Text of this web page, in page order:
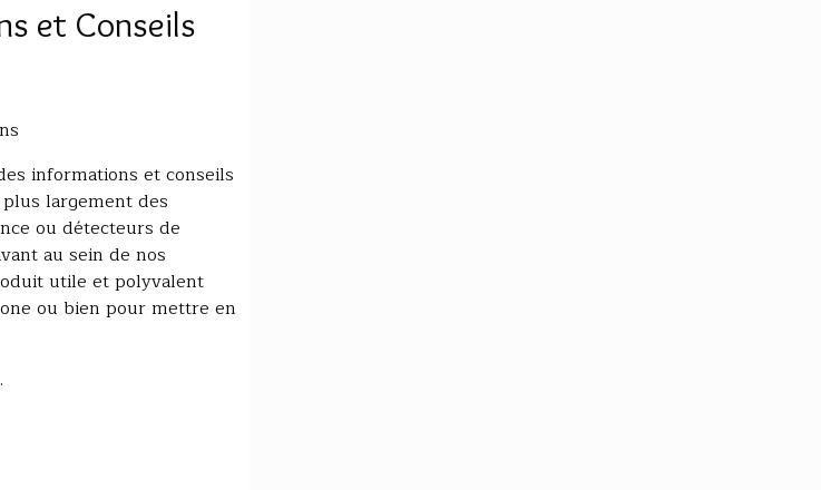
et Conseils
informations et conseils
largement des
ou détecteurs de
au sein de nos
utile et polyvalent
ou bien pour mettre en